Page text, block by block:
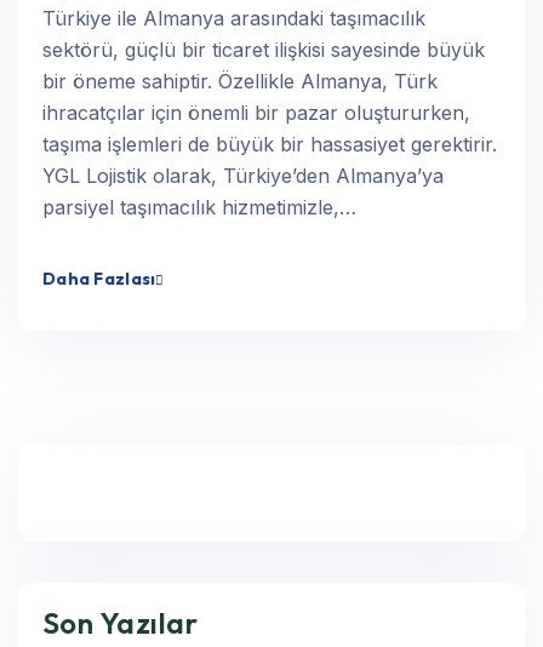
Türkiye ile Almanya arasındaki taşımacılık
sektörü, güçlü bir ticaret ilişkisi sayesinde büyük
bir öneme sahiptir. Özellikle Almanya, Türk
ihracatçılar için önemli bir pazar oluştururken,
taşıma işlemleri de büyük bir hassasiyet gerektirir.
YGL Lojistik olarak, Türkiye’den Almanya’ya
parsiyel taşımacılık hizmetimizle,…
Daha Fazlası
Son Yazılar